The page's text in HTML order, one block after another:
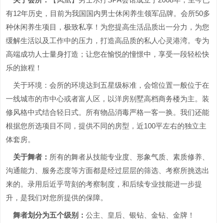
有12年历史，目前为我国国内男士休闲养生领军品牌。会所50多
种休闲养生项目，极致私享！为您提高生活品质出一分力，为您
缓解生活以及工作中的压力，打造高品质的私人心灵港湾。专为
高端成功人士量身打造；让您在愉悦的憧憬中，享受一段轻松快
乐的旅程！
关于环境：会所的环境达到五星级标准，会馆位置一般位于在
一线城市的市中心或者富人区，以洋房别墅高档商务楼为主。装
修风格中式结合轻日式。所有物品消毒严格一客一换。我们还能
根据您所选项目不同，提供不同的房型，近100平左右的独立主
体套房。
关于舞者： 所有的舞者从技能专业度、形象气质、素质修养、
沟通能力、服务态度等方面都是经过层层的筛选、考察所挑选出
来的。录用后近乎苛刻的考察制度，和后续专业技能进一步提
升，是我们对您所提供的保障。
舞者划分为五个级别：公主、皇后、银钻、金钻、金牌！